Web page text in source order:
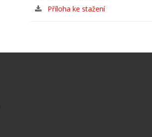
Příloha ke stažení